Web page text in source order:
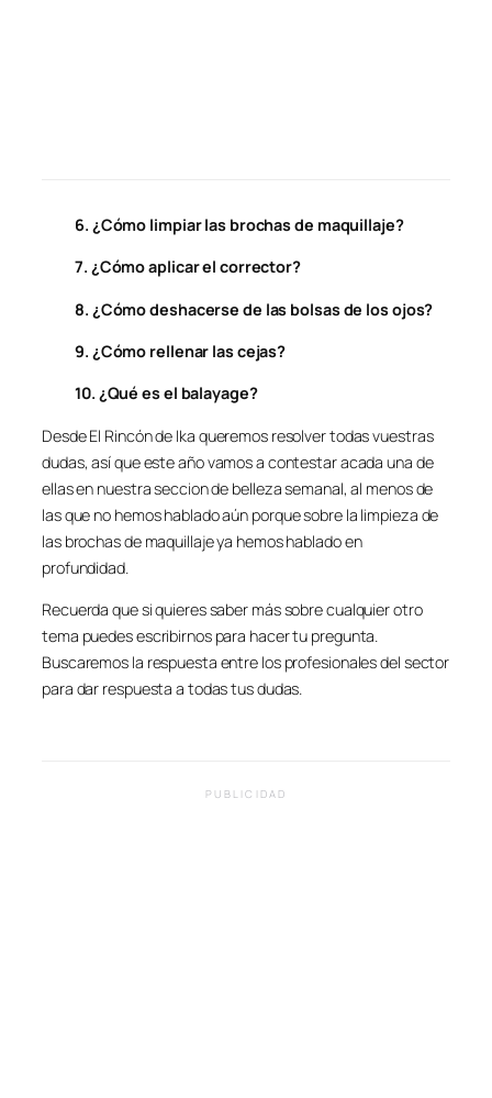
6. ¿Cómo limpiar las brochas de maquillaje?
7. ¿Cómo aplicar el corrector?
8. ¿Cómo deshacerse de las bolsas de los ojos?
9. ¿Cómo rellenar las cejas?
10. ¿Qué es el balayage?
Desde El Rincón de Ika queremos resolver todas vuestras
dudas, así que este año vamos a contestar acada una de
ellas en nuestra seccion de belleza semanal, al menos de
las que no hemos hablado aún porque sobre la limpieza de
las brochas de maquillaje ya hemos hablado en
profundidad.
Recuerda que si quieres saber más sobre cualquier otro
tema puedes escribirnos para hacer tu pregunta.
Buscaremos la respuesta entre los profesionales del sector
para dar respuesta a todas tus dudas.
PUBLICIDAD